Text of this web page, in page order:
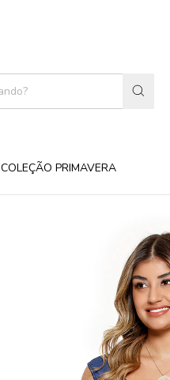
COLEÇÃO PRIMAVERA